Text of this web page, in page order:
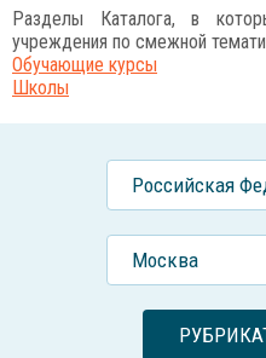
Разделы Каталога, в
учреждения по смежной
Обучающие курсы
Школы
Российcкая
Москва